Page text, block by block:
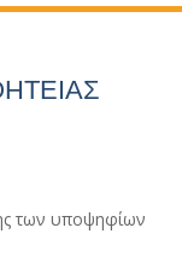
των υποψηφίων